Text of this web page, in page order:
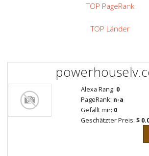
TOP PageRank
TOP Länder
Alexa Rang: 0
PageRank: n-a
Gefällt mir: 0
Geschätzter Preis: $